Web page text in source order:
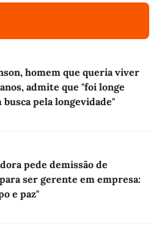
homem que queria viver
admite que "foi longe
busca pela longevidade"
pede demissão de
ser gerente em empresa:
e paz"